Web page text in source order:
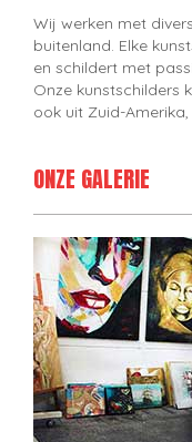
Wij werken met
buitenland. Elke
en schildert met
Onze kunstschilders
ook uit Zuid-
ONZE GALERIE